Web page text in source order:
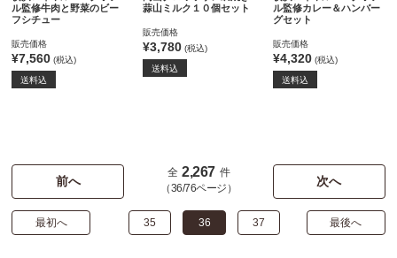
ル監修牛肉と野菜のビー
フシチュー
販売価格
¥7,560 (税込)
送料込
蒜山ミルク１０個セット
販売価格
¥3,780(税込)
送料込
ル監修カレー＆ハンバー
グセット
販売価格
¥4,320 (税込)
送料込
前へ 次へ
全 2,267 件
（36/76ページ）
最初へ 35 36 37 最後へ